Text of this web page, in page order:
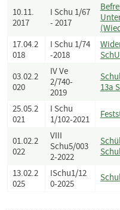
10.11.
2017
I Schu 1/67
- 2017
17.04.2
018
I Schu 1/74
-2018
03.02.2
020
IV Ve
2/740-
2019
13a
25.05.2
021
I Schu
1/102-2021
01.02.2
022
VIII
Schu5/003
2-2022
13.02.2
025
ISchu1/12
0-2025